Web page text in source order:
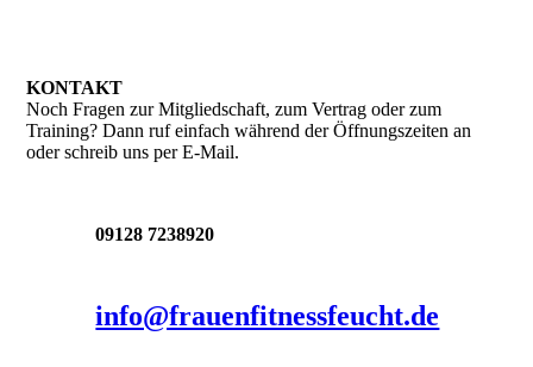
KONTAKT
Noch Fragen zur Mitgliedschaft, zum Vertrag oder zum
Training? Dann ruf einfach während der Öffnungszeiten an
oder schreib uns per E-Mail.
09128 7238920
info@frauenfitnessfeucht.de